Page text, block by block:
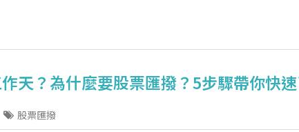
天？為什麼要股票匯撥？5步驟帶你快
股票匯撥